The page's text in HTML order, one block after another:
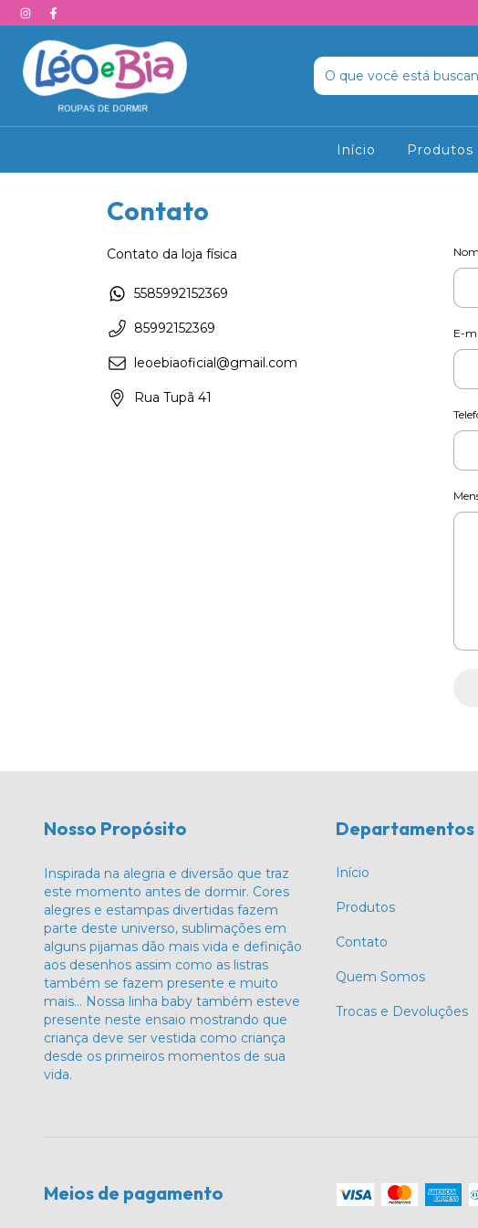
Início Produtos
Contato
Contato da loja física
5585992152369
85992152369
leoebiaoficial@gmail.com
Rua Tupã 41
E-
Nosso Propósito
Inspirada na alegria e diversão que traz
este momento antes de dormir. Cores
alegres e estampas divertidas fazem
parte deste universo, sublimações em
alguns pijamas dão mais vida e definição
aos desenhos assim como as listras
também se fazem presente e muito
mais… Nossa linha baby também esteve
presente neste ensaio mostrando que
criança deve ser vestida como criança
desde os primeiros momentos de sua
vida.
Departamentos
Início
Produtos
Contato
Quem Somos
Trocas e Devoluções
Meios de pagamento